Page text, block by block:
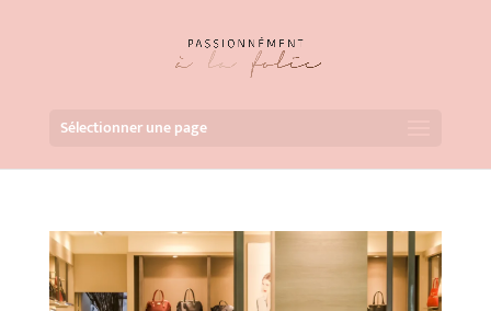
Sélectionner une page